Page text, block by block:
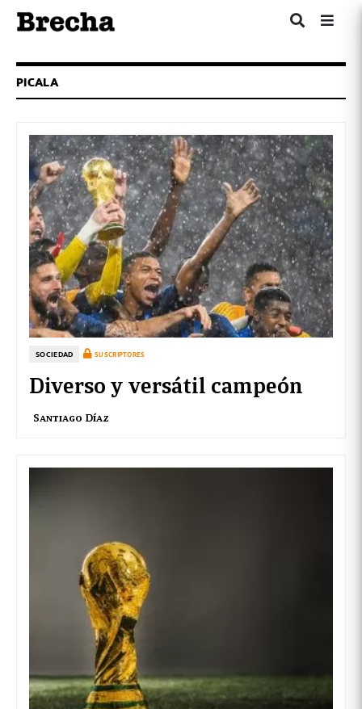
PICALA
SOCIEDAD SUSCRIPTORES
Diverso y versátil campeón
Santiago Díaz